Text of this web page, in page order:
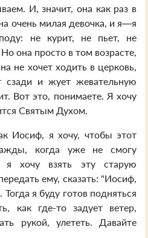
И, значит, она как раз в
очень милая девочка, и я—я
не курит, не пьет, не
она просто в том возрасте,
не хочет ходить в церковь,
сзади и жует жевательную
Вот это, понимаете. Я хочу
Святым Духом.
Иосиф, я хочу, чтобы этот
когда уже не смогу
я хочу взять эту старую
ему, сказать: "Иосиф,
я буду готов подняться
как где-то задует ветер,
рукой, улететь. Давайте